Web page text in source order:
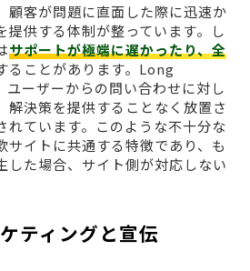
顧客が問題に直面した際に迅速か
提供する体制が整っています。し
サポートが極端に遅かったり、全
ることがあります。Long
ーザーからの問い合わせに対し
解決策を提供することなく放置さ
れています。このような不十分な
サイトに共通する特徴であり、も
した場合、サイト側が対応しない
ティングと宣伝